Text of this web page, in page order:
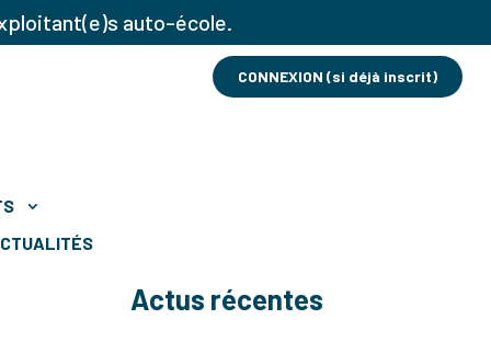
auto-école.
CONNEXION (si déjà inscrit)
Actus récentes